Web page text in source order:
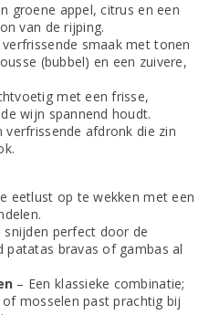
groene appel, citrus en een
van de rijping.
verfrissende smaak met tonen
(bubbel) en een zuivere,
met een frisse,
wijn spannend houdt.
verfrissende afdronk die zin
eetlust op te wekken met een
snijden perfect door de
patatas bravas of gambas al
– Een klassieke combinatie;
mosselen past prachtig bij